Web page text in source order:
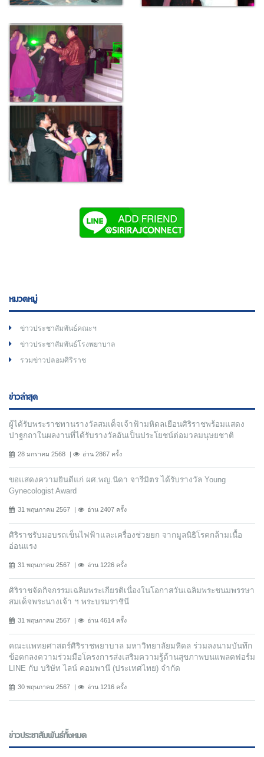
หมวดหมู่
ข่าวประชาสัมพันธ์คณะฯ
ข่าวประชาสัมพันธ์โรงพยาบาล
รวมข่าวปลอมศิริราช
ข่าวล่าสุด
ผู้ได้รับพระราชทานรางวัลสมเด็จเจ้าฟ้ามหิดลเยือนศิริราชพร้อมแสดง
ปาฐกถาในผลงานที่ได้รับรางวัลอันเป็นประโยชน์ต่อมวลมนุษยชาติ
28 มกราคม 2568 อ่าน 2867 ครั้ง
ขอแสดงความยินดีแก่ ผศ.พญ.นิดา จารีมิตร ได้รับรางวัล Young
Gynecologist Award
31 พฤษภาคม 2567 อ่าน 2407 ครั้ง
ศิริราชรับมอบรถเข็นไฟฟ้าและเครื่องช่วยยก จากมูลนิธิโรคกล้ามเนื้อ
อ่อนแรง
31 พฤษภาคม 2567 อ่าน 1226 ครั้ง
ศิริราชจัดกิจกรรมเฉลิมพระเกียรติเนื่องในโอกาสวันเฉลิมพระชนมพรรษา
สมเด็จพระนางเจ้า ฯ พระบรมราชินี
31 พฤษภาคม 2567 อ่าน 4614 ครั้ง
คณะแพทยศาสตร์ศิริราชพยาบาล มหาวิทยาลัยมหิดล ร่วมลงนามบันทึก
ข้อตกลงความร่วมมือโครงการส่งเสริมความรู้ด้านสุขภาพบนแพลตฟอร์ม
LINE กับ บริษัท ไลน์ คอมพานี (ประเทศไทย) จํากัด
30 พฤษภาคม 2567 อ่าน 1216 ครั้ง
ข่าวประชาสัมพันธ์ทั้งหมด